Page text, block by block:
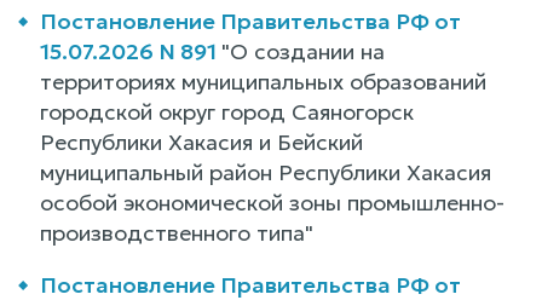
Постановление Правительства РФ от
15.07.2026 N 891 "О создании на
территориях муниципальных образований
городской округ город Саяногорск
Республики Хакасия и Бейский
муниципальный район Республики Хакасия
особой экономической зоны промышленно-
производственного типа"
Постановление Правительства РФ от